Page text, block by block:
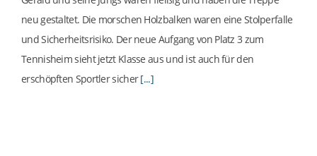
U
B
neu gestaltet. Die morschen Holzbalken waren eine Stolperfalle
und Sicherheitsrisiko. Der neue Aufgang von Platz 3 zum
Tennisheim sieht jetzt Klasse aus und ist auch für den
erschöpften Sportler sicher[...]